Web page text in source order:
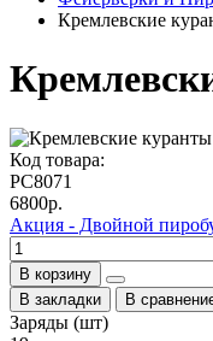
Кремлевские
Код товара:
РС8071
6800р.
Акция - Двойной
В корзину
В закладки
В
Заряды (шт)